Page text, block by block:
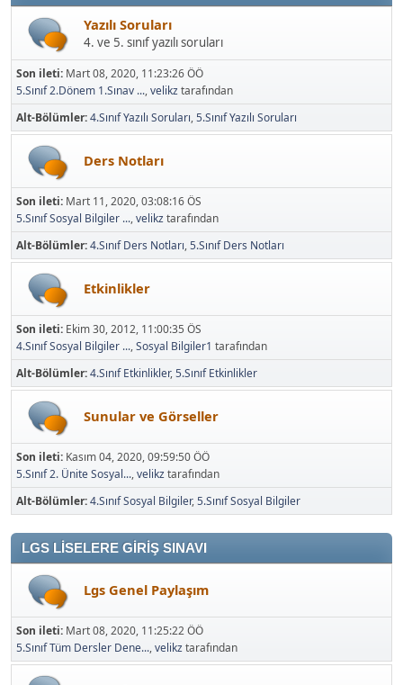
Yazılı Soruları
4. ve 5. sınıf yazılı soruları
Son ileti: Mart 08, 2020, 11:23:26 ÖÖ
5.Sınıf 2.Dönem 1.Sınav ...,velikztarafından
Alt-Bölümler 4.Sınıf Yazılı Soruları 5.Sınıf Yazılı Soruları
Ders Notları
Son ileti: Mart 11, 2020, 03:08:16 ÖS
5.Sınıf Sosyal Bilgiler ...,velikztarafından
Alt-Bölümler 4.Sınıf Ders Notları 5.Sınıf Ders Notları
Etkinlikler
Son ileti: Ekim 30, 2012, 11:00:35 ÖS
4.Sınıf Sosyal Bilgiler ...,Sosyal Bilgiler1 tarafından
Alt-Bölümler 4.Sınıf Etkinlikler 5.Sınıf Etkinlikler
Sunular ve Görseller
Son ileti: Kasım 04, 2020, 09:59:50 ÖÖ
5.Sınıf 2. Ünite Sosyal...,velikztarafından
Alt-Bölümler 4.Sınıf Sosyal Bilgiler 5.Sınıf Sosyal Bilgiler
LGS LİSELERE GİRİŞ SINAVI
Lgs Genel Paylaşım
Son ileti: Mart 08, 2020, 11:25:22 ÖÖ
5.Sınıf Tüm Dersler Dene...,velikztarafından